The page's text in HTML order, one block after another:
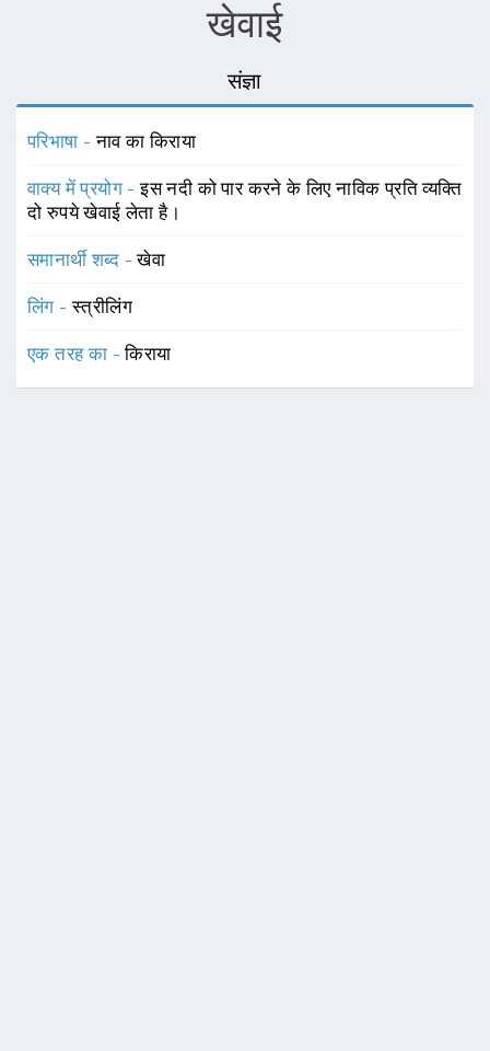
खेवाई
संज्ञा
परिभाषा -नाव का किराया
वाक्य में प्रयोग -इस नदी को पार करने के लिए नाविक प्रति व्यक्ति
दो रुपये खेवाई लेता है।
समानार्थी शब्द -खेवा
लिंग -स्त्रीलिंग
एक तरह का -किराया